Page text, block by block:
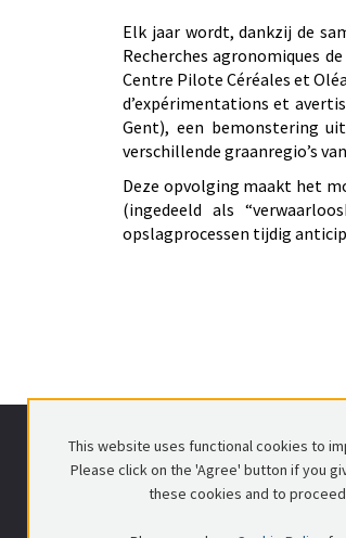
Elk jaar wordt, dankzij de
Recherches agronomiques
Centre Pilote Céréales et
d’expérimentations et
Gent), een bemonstering
verschillende graanregio’s
Deze opvolging maakt het
(ingedeeld als
opslagprocessen tijdig
FEGRA vzw
Voorlopig
1000 Brussel
This website uses functional cookies to
Please click on the 'Agree' button if you
these cookies and to